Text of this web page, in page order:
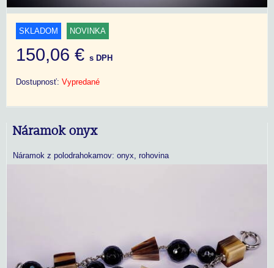
SKLADOM NOVINKA
150,06 € s DPH
Dostupnosť: Vypredané
Náramok onyx
Náramok z polodrahokamov: onyx, rohovina